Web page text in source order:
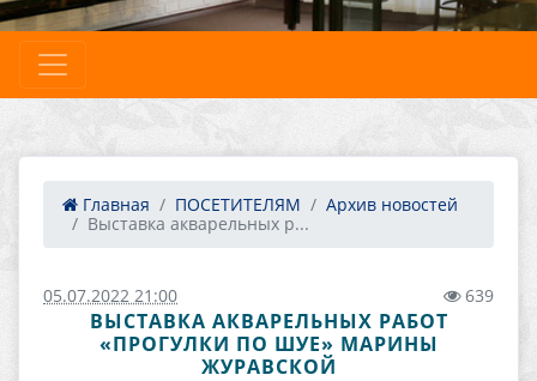
Главная ПОСЕТИТЕЛЯМ
Архив новостей
Выставка акварельных р...
05.07.2022 21:00 639
ВЫСТАВКА АКВАРЕЛЬНЫХ РАБОТ
«ПРОГУЛКИ ПО ШУЕ» МАРИНЫ
ЖУРАВСКОЙ